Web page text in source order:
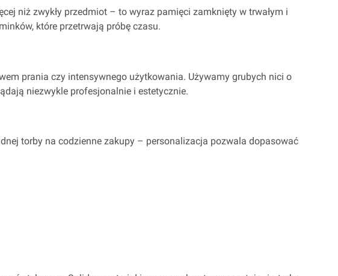
niż zwykły przedmiot – to wyraz pamięci zamknięty w trwałym i
które przetrwają próbę czasu.
prania czy intensywnego użytkowania. Używamy grubych nici o
niezwykle profesjonalnie i estetycznie.
torby na codzienne zakupy – personalizacja pozwala dopasować